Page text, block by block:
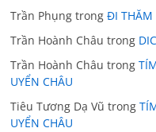
Trần Phụng trongĐI THĂM
Trần Hoành Châu trong
Trần Hoành Châu trong
UYỂN CHÂU
Tiêu Tương Dạ Vũ trong
UYỂN CHÂU